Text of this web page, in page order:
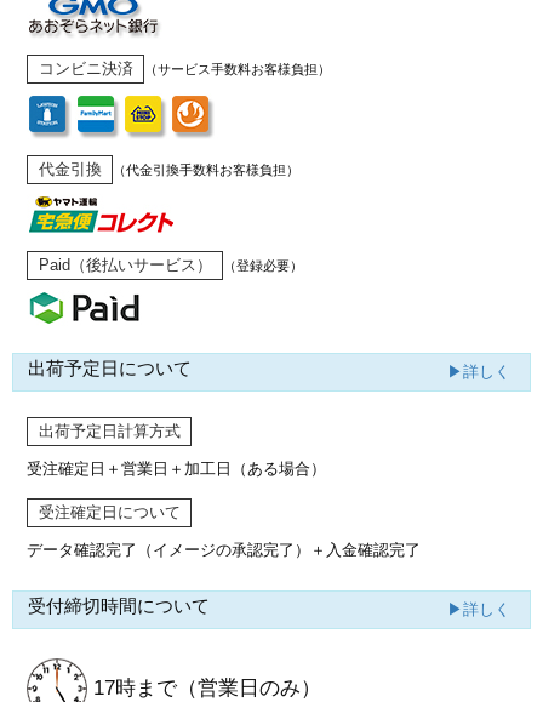
コンビニ決済 （サービス手数料お客様負担）
代金引換 （代金引換手数料お客様負担）
Paid（後払いサービス） （登録必要）
出荷予定日について ▶詳しく
出荷予定日計算方式
受注確定日＋営業日＋加工日（ある場合）
受注確定日について
データ確認完了（イメージの承認完了） ＋入金確認完了
受付締切時間について ▶詳しく
17時まで （営業日のみ）